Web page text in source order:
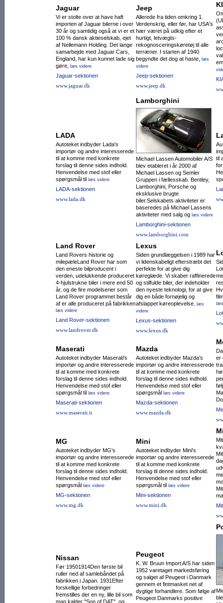
Jaguar
Vi er stolte over at have haft
importen af Jaguar bilerne i over
30 år og samtidig også at vi er et
100 % dansk aktieselskab, ejet
af Nellemann Holding. Det lange
samarbejde med Jaguar Cars,
England, har kun kunnet lade sig
gøre,
læs videre
Jaguar-sektionen
www.jaguar.dk
Jeep
Allerede fra tiden omkring 1.
Verdenskrig, eller før, har USA's
hær været på udkig efter et
hurtigt, letvægts-
rekognoscerings­køretøj til alle
terræ­ner. I starten af 1940
begyndte det dog at haste,
læs
videre
Jeep-sektionen
www.jeep.dk
LADA
Autoteket indbyder Lada's
importør og andre interesserede
til at komme med konkrete
forslag til denne sides indhold.
Henvendelse med stof eller
spørgsmål til læs videre
LADA-sektionen
www.lada.dk
Lamborghini
Michael Lassen Automobiler A/S
blev etableret i år 2000 af
Michael Lassen og Semler
Gruppen i fællesskab. Bentley,
Lamborghini, Porsche og
eksklusive brugte
biler.Selskabets aktiviteter er
baseredes på Michael Lassens
aktiviteter med salg og læs videre
Lamborghini-sektionen
www.lamborghini.com
til
Land Rover
Land Rovers historie og
milepæleLand Rover har som
den eneste bilpro­ducent i
verden, udelukkende produceret
4-hjulstrukne biler i mere end 50
år, og de fire modelse­rier som
Land Rover programmet består
af er alle produceret på fabrikken
læs videre
Land Rover-sektionen
www.landrover.dk
Lexus
Siden grundlæggelsen i 1989 har
vi lidenskabeligt efterstræbt det
perfekte for at give dig
køreglæde. Vi skaber raffinerede
og stilfulde biler, der indeholder
den nyeste teknologi, for at give
dig en både fornøjelig og
afslappet køreoplevelse.
læs
videre
Lexus-sektionen
www.lexus.dk
Maserati
Autoteket indbyder Maserati's
importør og andre interesserede
til at komme med konkrete
forslag til denne sides indhold.
Henvendelse med stof eller
spørgsmål til læs videre
Maserati-sektionen
www.maserati.it
Mazda
Autoteket indbyder Mazda's
importør og andre interesserede
til at komme med konkrete
forslag til denne sides indhold.
Henvendelse med stof eller
spørgsmål læs videre
Mazda-sektionen
www.mazda.dk
er
MG
Autoteket indbyder MG's
importør og andre interesserede
til at komme med konkrete
forslag til denne sides indhold.
Henvendelse med stof eller
spørgsmål læs videre
MG-sektionen
www.mg.dk
Mini
Autoteket indbyder Mini's
importør og andre interesserede
til at komme med konkrete
forslag til denne sides indhold.
Henvendelse med stof eller
spørgsmål til læs videre
Mini-sektionen
www.mini.dk
Nissan
Før 19501914Den første bil
ruller ned af samlebåndet på
fabrikken i Japan. 1931Efter
forskellige forbedringer
fremstilles der en ny, lille bil som
man kalder "Son of DAT", og
Peugeot
K. W. Bruun Import A/S har siden
1952 varetaget markedsføring
og salget af Peugeot i Danmark
gennem et fintmasket net af
dygtige forhandlere. Som følge af
Peugeot Danmarks positive